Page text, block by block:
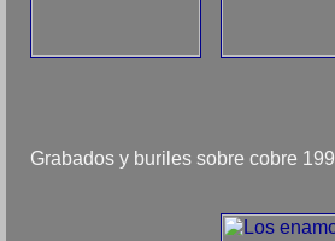
Grabados y buriles sobre cobre